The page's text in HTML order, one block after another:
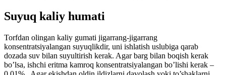
Suyuq kaliy humati
Torfdan olingan kaliy gumati jigarrang-jigarrang
konsentratsiyalangan suyuqlikdir, uni ishlatish uslubiga qarab
dozada suv bilan suyultirish kerak. Agar barg bilan boqish kerak
bo’lsa, ishchi eritma kamroq konsentratsiyalangan bo’lishi kerak –